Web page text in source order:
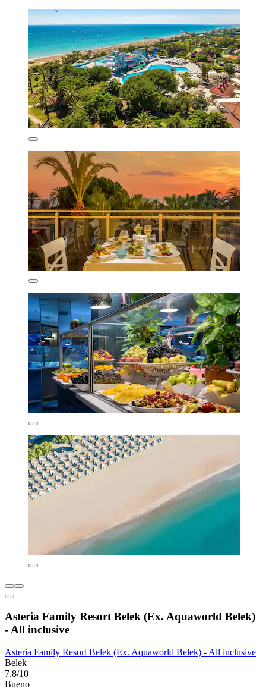
Asteria Family Resort Belek (Ex. Aquaworld Belek)
- All inclusive
Asteria Family Resort Belek (Ex. Aquaworld Belek) - All inclusive
Belek
7.8/10
Bueno